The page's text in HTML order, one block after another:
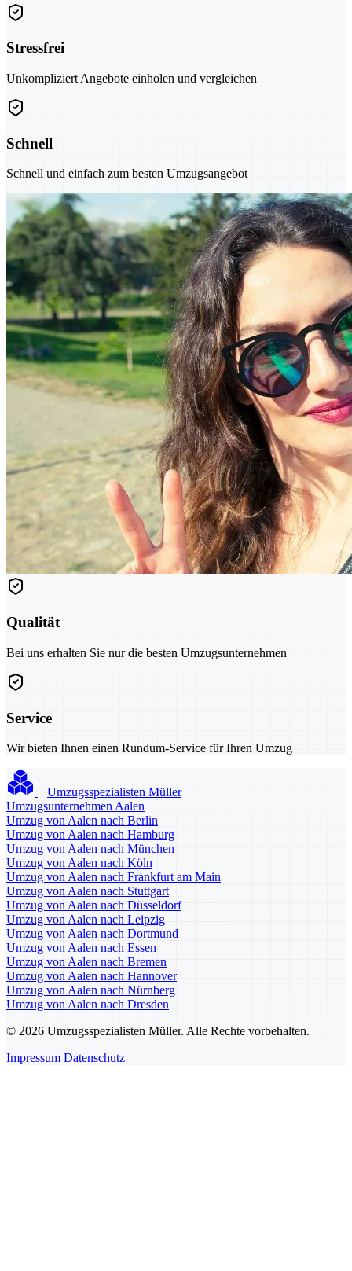
Stressfrei
Unkompliziert Angebote einholen und vergleichen
Schnell
Schnell und einfach zum besten Umzugsangebot
Qualität
Bei uns erhalten Sie nur die besten Umzugsunternehmen
Service
Wir bieten Ihnen einen Rundum-Service für Ihren Umzug
Umzugsspezialisten Müller
Umzugsunternehmen Aalen
Umzug von Aalen nach Berlin
Umzug von Aalen nach Hamburg
Umzug von Aalen nach München
Umzug von Aalen nach Köln
Umzug von Aalen nach Frankfurt am Main
Umzug von Aalen nach Stuttgart
Umzug von Aalen nach Düsseldorf
Umzug von Aalen nach Leipzig
Umzug von Aalen nach Dortmund
Umzug von Aalen nach Essen
Umzug von Aalen nach Bremen
Umzug von Aalen nach Hannover
Umzug von Aalen nach Nürnberg
Umzug von Aalen nach Dresden
© 2026 Umzugsspezialisten Müller. Alle Rechte vorbehalten.
Impressum Datenschutz